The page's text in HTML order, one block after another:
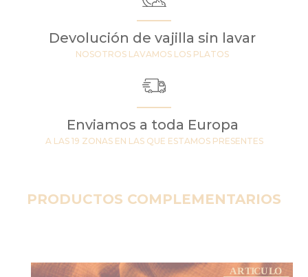
Devolución de vajilla sin lavar
NOSOTROS LAVAMOS LOS PLATOS
Enviamos a toda Europa
A LAS 19 ZONAS EN LAS QUE ESTAMOS PRESENTES
PRODUCTOS COMPLEMENTARIOS